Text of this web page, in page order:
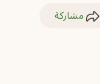
مشاركة